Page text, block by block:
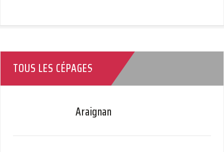
TOUS LES CÉPAGES
Araignan